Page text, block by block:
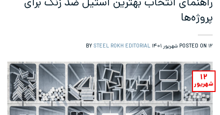
راهنمای انتخاب بهترین استیل ضد زنگ برای
پروژه‌ها
POSTED ON ۱۲ شهریور ۱۴۰۱ STEEL ROKH EDITORIAL
۱۲
شهریور